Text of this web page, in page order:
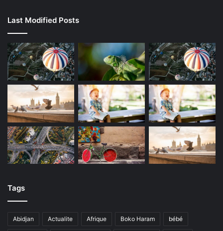
Last Modified Posts
Tags
Abidjan Actualite Afrique Boko Haram bébé